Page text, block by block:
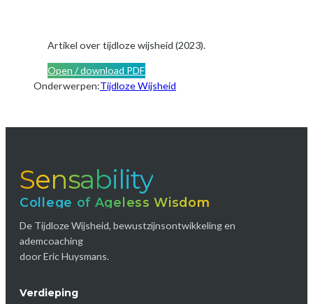
Artikel over tijdloze wijsheid (2023).
Open / download PDF
Onderwerpen:Tijdloze Wijsheid
Sensability
College of Ageless Wisdom
De Tijdloze Wijsheid, bewustzijnsontwikkeling en
ademcoaching
door Eric Huysmans.
Verdieping